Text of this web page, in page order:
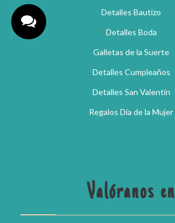
Detalles Bautizo
Detalles Boda
Galletas de la Suerte
Detalles Cumpleaños
Detalles San Valentín
Regalos Día de la Mujer
Valóranos en